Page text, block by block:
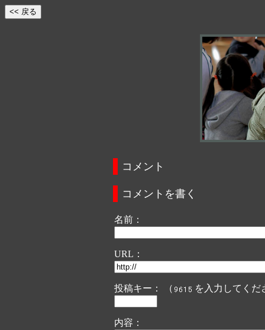
コメント
コメントを書く
名前：
URL：
投稿キー： （ を入力してくだ
内容：